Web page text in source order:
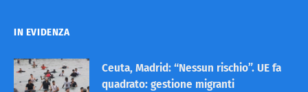
IN EVIDENZA
Ceuta, Madrid: “Nessun rischio”. UE fa
quadrato: gestione migranti